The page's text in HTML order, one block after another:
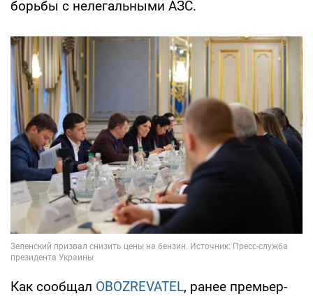
борьбы с нелегальными АЗС.
Как сообщал OBOZREVATEL, ранее премьер-